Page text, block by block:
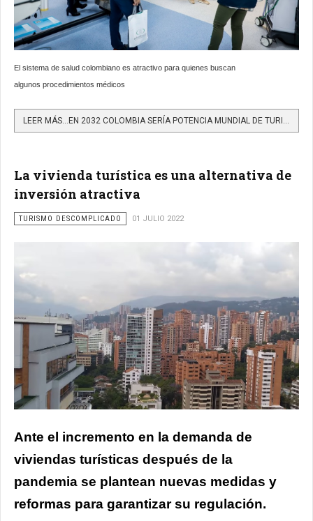
El sistema de salud colombiano es atractivo para quienes buscan
algunos procedimientos médicos
LEER MÁS…EN 2032 COLOMBIA SERÍA POTENCIA MUNDIAL DE TURISMO DE SALUD
La vivienda turística es una alternativa de
inversión atractiva
TURISMO DESCOMPLICADO 01 JULIO 2022
Ante el incremento en la demanda de
viviendas turísticas después de la
pandemia se plantean nuevas medidas y
reformas para garantizar su regulación.